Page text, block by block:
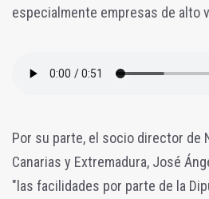
especialmente empresas de alto
Por su parte, el socio director de
Canarias y Extremadura, José
"las facilidades por parte de la